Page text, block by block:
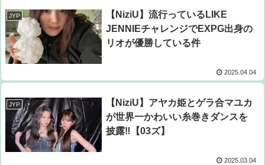
JYP
【NiziU】流行っているLIKE
JENNIEチャレンジでEXPG出身の
リオが優勝している件
2025.04.04
JYP
【NiziU】アヤカ姫とゲラ合マユカ
が世界一かわいい糸巻きダンスを
披露‼【03ズ】
2025.03.04